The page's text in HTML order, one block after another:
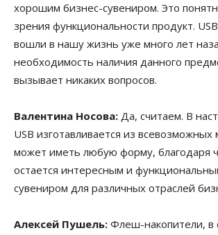
хорошим бизнес-сувениром. Это
зрения функциональности продукт.
вошли в нашу жизнь уже много лет
необходимость наличия данного
вызывает никаких вопросов.
Валентина Носова: Да, считаем. В
USB изготавливается из всевозможных
может иметь любую форму, благодаря
остается интересным и
сувениром для различных отраслей
Алексей Пушель: Флеш-накопители, в